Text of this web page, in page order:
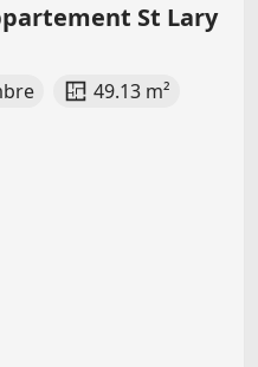
St Lary
49.13 m²